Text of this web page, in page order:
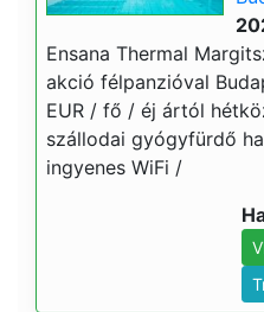
Ensana Thermal
akció félpanzióval
EUR / fő / éj ártól
szállodai gyógyfürdő
ingyenes WiFi /